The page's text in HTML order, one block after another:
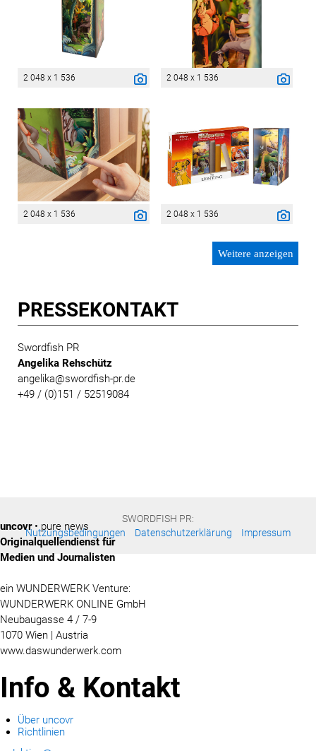
2 048 x 1 536 2 048 x 1 536
2 048 x 1 536 2 048 x 1 536
Weitere anzeigen
PRESSE­KONTAKT
Swordfish PR
Angelika Rehschütz
angelika@swordfish-pr.de
+49 / (0)151 / 52519084
SWORDFISH PR:
Nutzungsbedingungen
Datenschutzerklärung Impressum
uncovr• pure news
Originalquellendienst für
Medien und Journalisten
ein WUNDERWERK Venture:
WUNDERWERK ONLINE GmbH
Neubaugasse 4 / 7-9
1070 Wien | Austria
www.daswunderwerk.com
Info & Kontakt
Über uncovr
Richtlinien